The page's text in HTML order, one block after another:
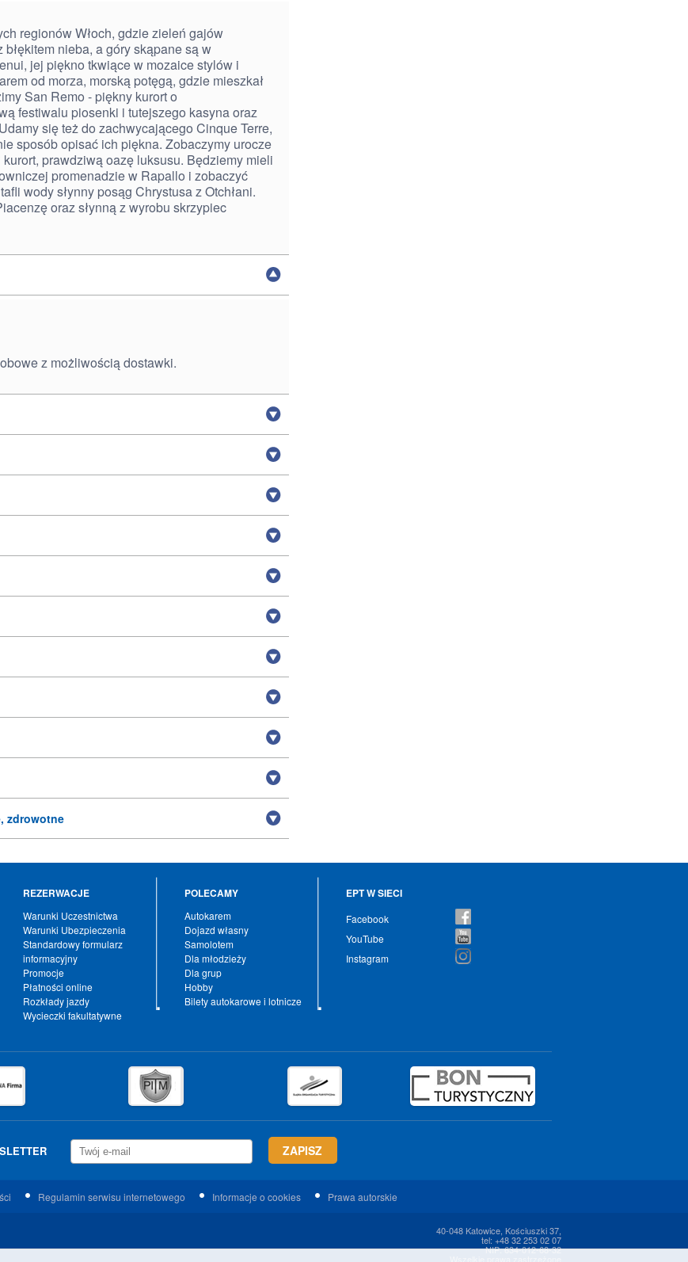
regionów Włoch, gdzie zieleń gajów
nieba, a góry skąpane są w
jej piękno tkwiące w mozaice stylów i
od morza, morską potęgą, gdzie mieszkał
San Remo - piękny kurort o
festiwalu piosenki i tutejszego kasyna oraz
się też do zachwycającego Cinque Terre,
sposób opisać ich piękna. Zobaczymy urocze
prawdziwą oazę luksusu. Będziemy mieli
promenadzie w Rapallo i zobaczyć
wody słynny posąg Chrystusa z Otchłani.
oraz słynną z wyrobu skrzypiec
z możliwością dostawki.
zdrowotne
REZERWACJE
Warunki Uczestnictwa
Warunki Ubezpieczenia
Standardowy formularz
informacyjny
Promocje
Płatności online
Rozkłady jazdy
Wycieczki fakultatywne
POLECAMY
Autokarem
Dojazd własny
Samolotem
Dla młodzieży
Dla grup
Hobby
Bilety autokarowe i lotnicze
EPT W SIECI
Facebook
YouTube
Instagram
Regulamin serwisu internetowego Informacje o cookies Prawa autorskie
40-048 Katowice, Kościuszki 37,
tel: +48 32 253 02 07
NIP: 634-012-68-32